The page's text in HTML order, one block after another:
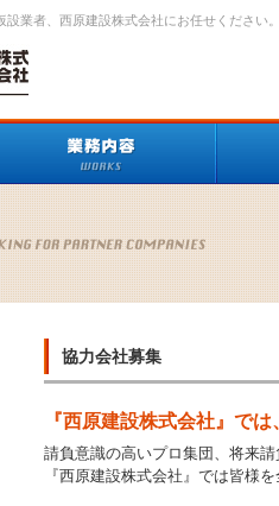
業者、西原建設株式会社にお任せください
協力会社募集
『西原建設株式会社』で
請負意識の高いプロ集団、将来
『西原建設株式会社』では皆様